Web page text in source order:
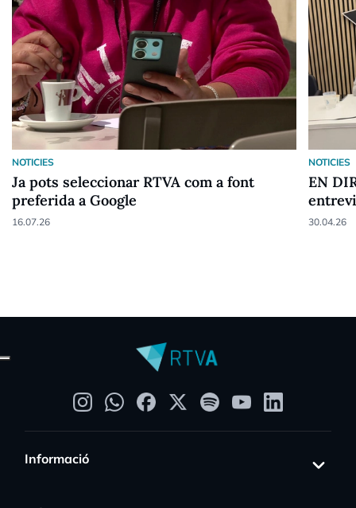
NOTICIES
Ja pots seleccionar RTVA com a font
preferida a Google
16.07.26
NOTICIES
EN
30.04.26
Informació